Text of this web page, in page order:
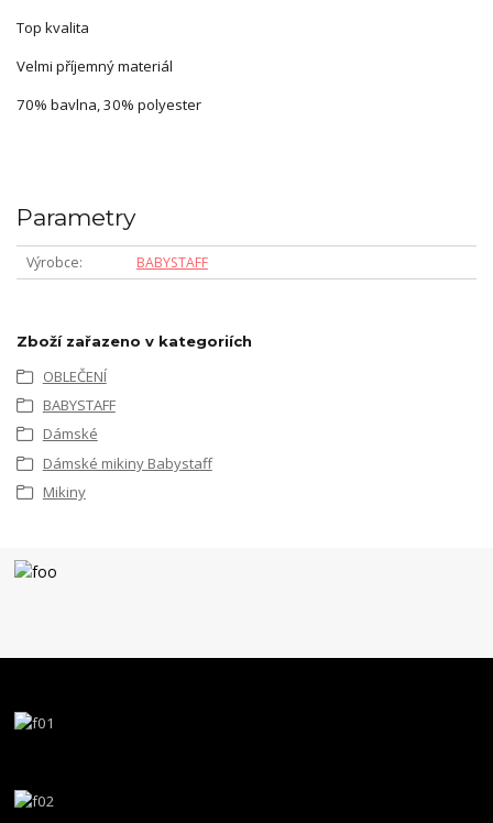
Top kvalita
Velmi příjemný materiál
70% bavlna, 30% polyester
Parametry
Výrobce BABYSTAFF
Zboží zařazeno v kategoriích
OBLEČENÍ
BABYSTAFF
Dámské
Dámské mikiny Babystaff
Mikiny